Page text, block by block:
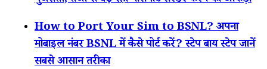
How to Port Your Sim to BSNL? अपना
मोबाइल नंबर BSNL में कैसे पोर्ट करें? स्टेप बाय स्टेप जानें
सबसे आसान तरीका